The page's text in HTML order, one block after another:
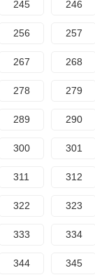
245 246
256 257
267 268
278 279
289 290
300 301
311 312
322 323
333 334
344 345